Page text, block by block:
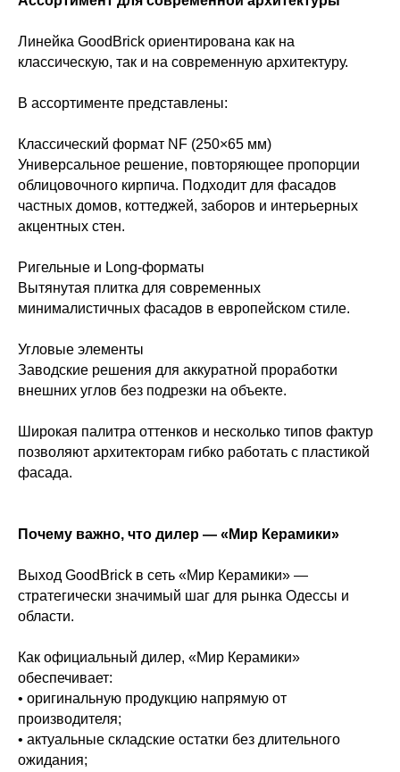
Линейка GoodBrick ориентирована как на
классическую, так и на современную архитектуру.
В ассортименте представлены:
Классический формат NF (250×65 мм)
Универсальное решение, повторяющее пропорции
облицовочного кирпича. Подходит для фасадов
частных домов, коттеджей, заборов и интерьерных
акцентных стен.
Ригельные и Long-форматы
Вытянутая плитка для современных
минималистичных фасадов в европейском стиле.
Угловые элементы
Заводские решения для аккуратной проработки
внешних углов без подрезки на объекте.
Широкая палитра оттенков и несколько типов фактур
позволяют архитекторам гибко работать с пластикой
фасада.
Почему важно, что дилер — «Мир Керамики»
Выход GoodBrick в сеть «Мир Керамики» —
стратегически значимый шаг для рынка Одессы и
области.
Как официальный дилер, «Мир Керамики»
обеспечивает:
• оригинальную продукцию напрямую от
производителя;
• актуальные складские остатки без длительного
ожидания;